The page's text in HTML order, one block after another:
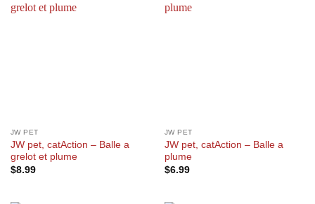
JW PET
JW pet, catAction – Balle a
grelot et plume
$8.99
JW PET
JW pet, catAction – Balle a
plume
$6.99